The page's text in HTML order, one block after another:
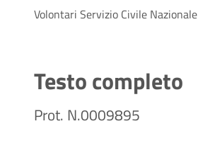
Volontari Servizio Civile
Testo completo
Prot. N.0009895